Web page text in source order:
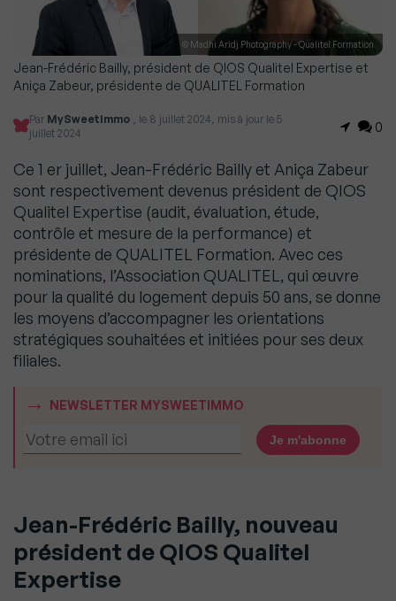
© Madhi Aridj Photography - Qualitel Formation
Jean-Frédéric Bailly, président de QIOS Qualitel Expertise et
Aniça Zabeur, présidente de QUALITEL Formation
Par MySweetImmo , le 8 juillet 2024, mis à jour le 5
juillet 2024
0
Ce 1 er juillet, Jean-Frédéric Bailly et Aniça Zabeur
sont respectivement devenus président de QIOS
Qualitel Expertise (audit, évaluation, étude,
contrôle et mesure de la performance) et
présidente de QUALITEL Formation. Avec ces
nominations, l’Association QUALITEL, qui œuvre
pour la qualité du logement depuis 50 ans, se donne
les moyens d’accompagner les orientations
stratégiques souhaitées et initiées pour ses deux
filiales.
NEWSLETTER MYSWEETIMMO
Jean-Frédéric Bailly, nouveau
président de QIOS Qualitel
Expertise